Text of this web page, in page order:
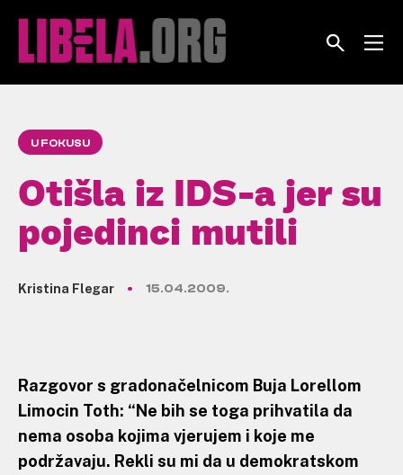
U FOKUSU
Otišla iz IDS-a jer su
pojedinci mutili
Kristina Flegar 15.04.2009.
Razgovor s gradonačelnicom Buja Lorellom
Limocin Toth: “Ne bih se toga prihvatila da
nema osoba kojima vjerujem i koje me
podržavaju. Rekli su mi da u demokratskom